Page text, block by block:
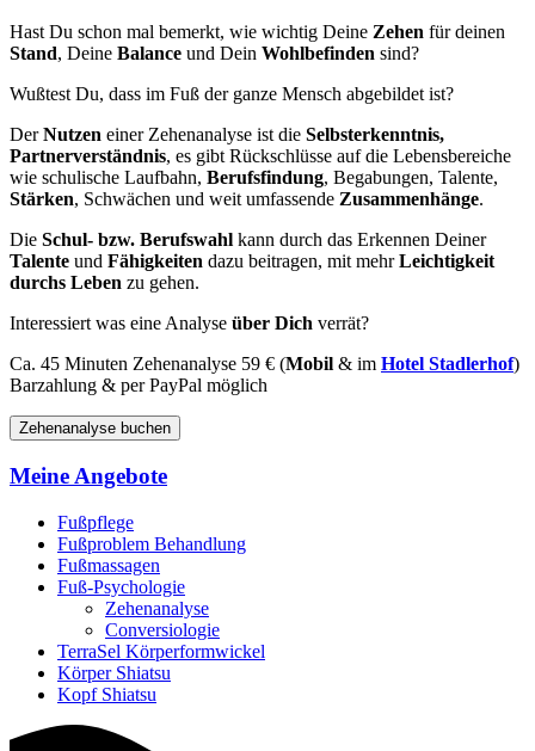
Hast Du schon mal bemerkt, wie wichtig Deine Zehen für deinen
Stand, Deine Balance und Dein Wohlbefinden sind?
Wußtest Du, dass im Fuß der ganze Mensch abgebildet ist?
DerNutzen einer Zehenanalyse ist die Selbsterkenntnis,
Partnerverständnis, es gibt Rückschlüsse auf die Lebensbereiche
wie schulische Laufbahn, Berufsfindung, Begabungen, Talente,
Stärken, Schwächen und weit umfassende Zusammenhänge.
Die Schul- bzw. Berufswahl kann durch das Erkennen Deiner
Talente und Fähigkeiten dazu beitragen, mit mehrLeichtigkeit
durchs Leben zu gehen.
Interessiert was eine Analyse über Dich verrät?
Ca. 45 Minuten Zehenanalyse 59 € (Mobil & im Hotel Stadlerhof)
Barzahlung & per PayPal möglich
Zehenanalyse buchen
Meine Angebote
Fußpflege
Fußproblem Behandlung
Fußmassagen
Fuß-Psychologie
Zehenanalyse
Conversiologie
TerraSel Körperformwickel
Körper Shiatsu
Kopf Shiatsu